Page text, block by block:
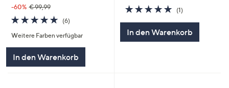
-60% € 99,99
5.0
von
5
(6)6
Weitere Farben verfügbar
In den Warenkorb
5.0
von
(1)
In den Warenkorb